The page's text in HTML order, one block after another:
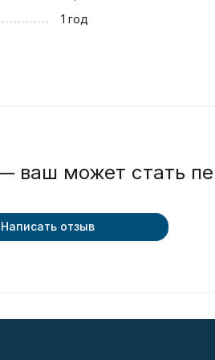
1 год
ваш может стать
Написать отзыв